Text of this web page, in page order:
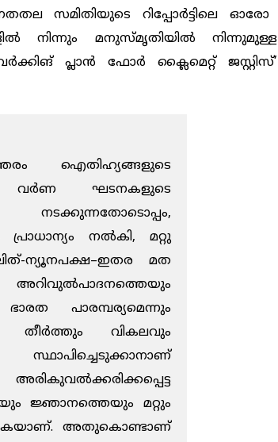
സമിതിയുടെറിപ്പോർട്ടിലെ
ഓരോ
നിന്നും മനുസ്‌മൃതിയിൽ
നിന്നുമുള്ള
പ്ലാൻ ഫോർ ക്ലൈമെറ്റ് ജസ്റ്റിസ്’
ഐതിഹ്യങ്ങളുടെ
വർണ ഘടനകളുടെ
നടക്കുന്നതോടൊപ്പം,
പ്രാധാന്യം നൽകി,മറ്റു
ന്യൂനപക്ഷ–ഇതര
മത
അറിവുൽപാദനത്തെയും
ഭാരത
പാരമ്പര്യമെന്നും
തീർത്തും
വികലവും
സ്ഥാപിച്ചെടുക്കാനാണ്
അരികുവൽക്കരിക്കപ്പെട്ട
ജ്ഞാനത്തെയും
മറ്റും
.അതുകൊണ്ടാണ്